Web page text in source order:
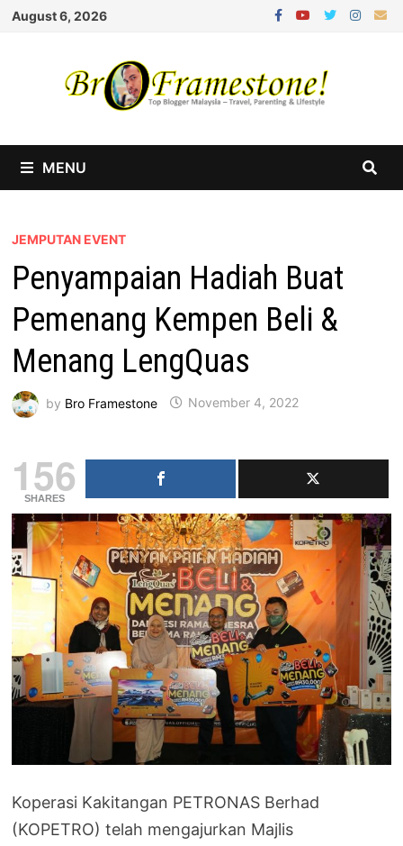
Skip
August 6, 2026
MENU
JEMPUTAN EVENT
Penyampaian Hadiah Buat
Pemenang Kempen Beli &
Menang LengQuas
by Bro Framestone November 4, 2022
156
SHARES
Koperasi Kakitangan PETRONAS Berhad
(KOPETRO) telah mengajurkan Majlis